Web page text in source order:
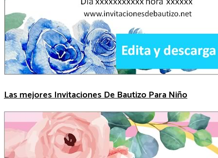
Las mejores Invitaciones De Bautizo Para Niño